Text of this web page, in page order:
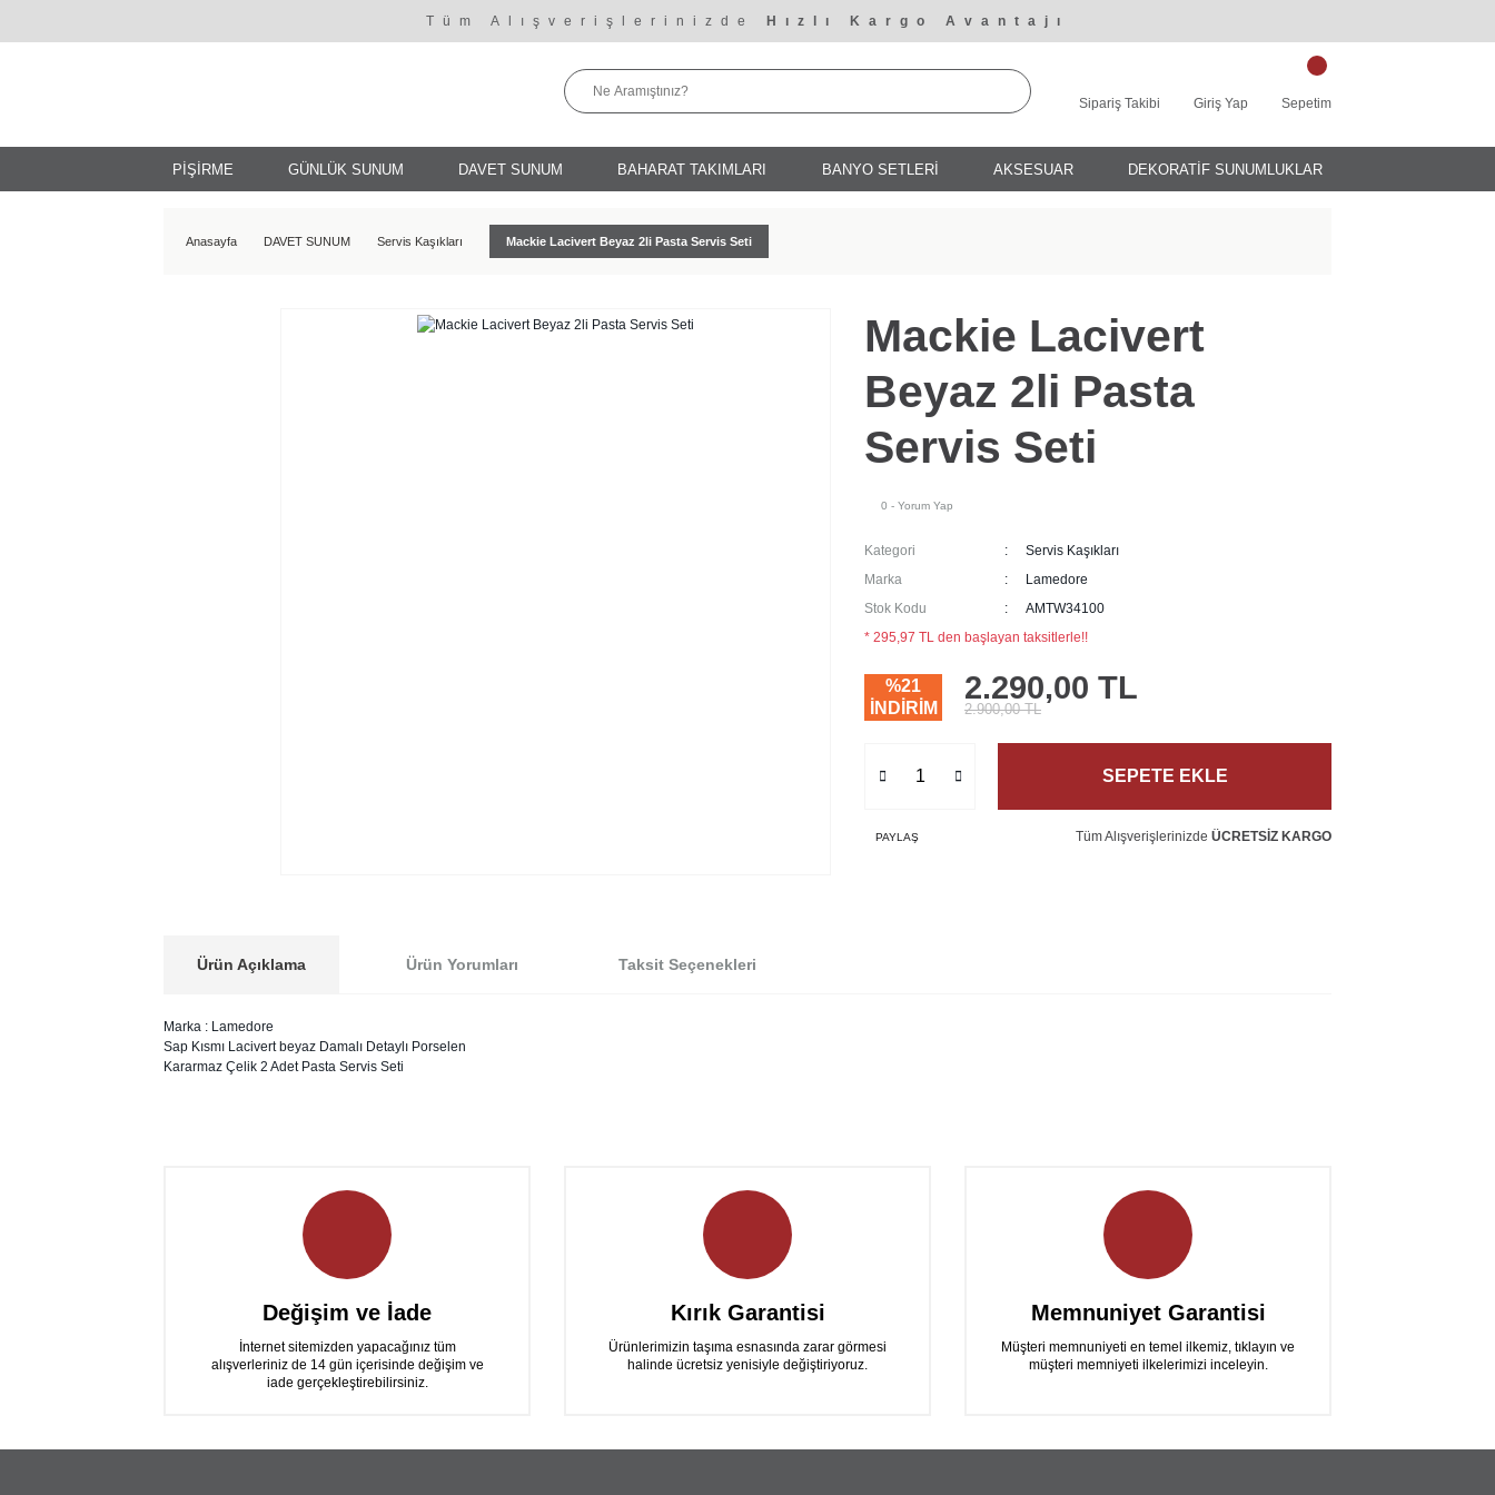
Tüm Alışverişlerinizde Hızlı Kargo Avantajı
Sipariş Takibi Giriş Yap Sepetim
PİŞİRME GÜNLÜK SUNUM DAVET SUNUM BAHARAT TAKIMLARI BANYO SETLERİ AKSESUAR DEKORATİF SUNUMLUKLAR
Anasayfa DAVET SUNUM Servis Kaşıkları Mackie Lacivert Beyaz 2li Pasta Servis Seti
Mackie Lacivert
Beyaz 2li Pasta
Servis Seti
0 - Yorum Yap
Kategori
Servis Kaşıkları
Marka
Lamedore
Stok Kodu
AMTW34100
* 295,97 TL den başlayan taksitlerle!!
%21
İNDİRİM
2.290,00 TL
2.900,00 TL
SEPETE EKLE
PAYLAŞ Tüm Alışverişlerinizde ÜCRETSİZ KARGO
Ürün Açıklama Ürün Yorumları Taksit Seçenekleri
Marka : Lamedore
Sap Kısmı Lacivert beyaz Damalı Detaylı Porselen
Kararmaz Çelik 2 Adet Pasta Servis Seti
Değişim ve İade
İnternet sitemizden yapacağınız tüm
alışverleriniz de 14 gün içerisinde değişim ve
iade gerçekleştirebilirsiniz.
Kırık Garantisi
Ürünlerimizin taşıma esnasında zarar görmesi
halinde ücretsiz yenisiyle değiştiriyoruz.
Memnuniyet Garantisi
Müşteri memnuniyeti en temel ilkemiz, tıklayın ve
müşteri memniyeti ilkelerimizi inceleyin.